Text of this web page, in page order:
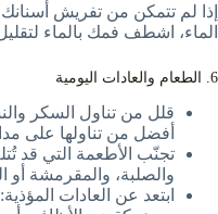
إذا لم تتمكن من تفريش
الماء، اشطف فمك بالماء
6. الطعام والعادات اليومية
قلل من تناول السكر
أفضل من تناولها على
تجنّب الأطعمة التي قد
والصلبة، والمقرمشة أو
ابتعد عن العادات المؤذية: